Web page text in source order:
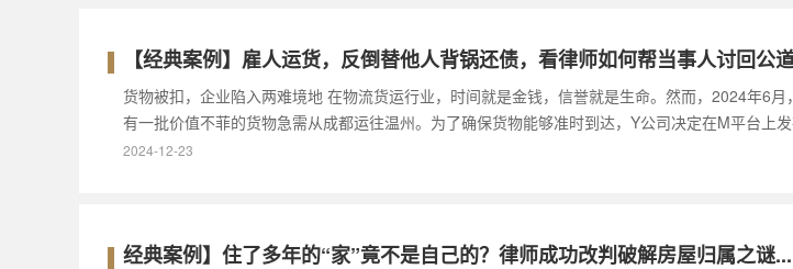
【经典案例】雇人运货，反倒替他人背锅还债，看律师如何帮当事人讨回公
货物被扣，企业陷入两难境地 在物流货运行业，时间就是金钱，信誉就是生命。然而，2024年6
有一批价值不菲的货物急需从成都运往温州。为了确保货物能够准时到达，Y公司决定在M平台上
2024-12-23
经典案例】住了多年的“家”竟不是自己的？律师成功改判破解房屋归属之谜